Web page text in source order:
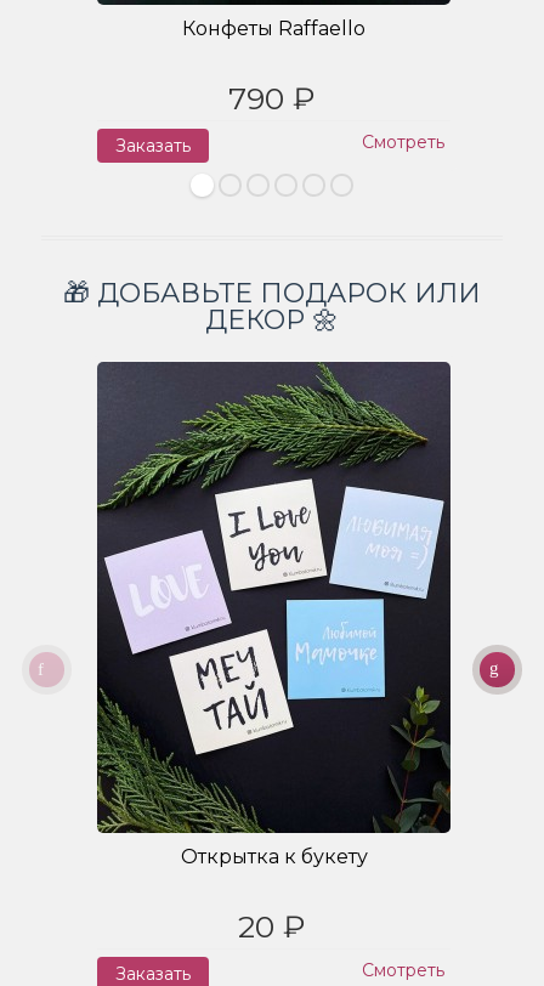
Конфеты Raffaello
790 ₽
Заказать Смотреть
🎁 ДОБАВЬТЕ ПОДАРОК ИЛИ
ДЕКОР 🌼
Открытка к букету
20 ₽
Заказать Смотреть